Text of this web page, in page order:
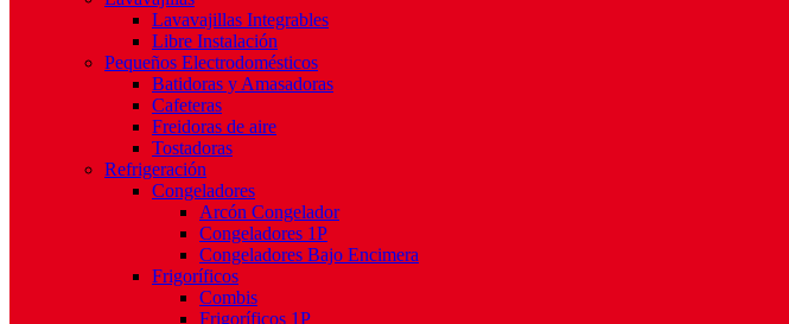
Lavavajillas Integrables
Libre Instalación
Pequeños Electrodomésticos
Batidoras y Amasadoras
Cafeteras
Freidoras de aire
Tostadoras
Refrigeración
Congeladores
Arcón Congelador
Congeladores 1P
Congeladores Bajo Encimera
Frigoríficos
Combis
Frigoríficos 1P